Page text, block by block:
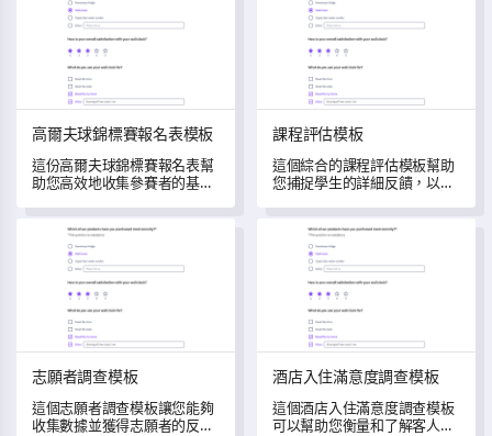
高爾夫球錦標賽報名表模板
這份高爾夫球錦標賽報名表幫
助您高效地收集參賽者的基本
課程評估模板
這個綜合的課程評估模板幫助
您捕捉學生的詳細反饋，以衡
志願者調查模板
志願者調查模板
這個志願者調查模板讓您能夠
收集數據並獲得志願者的反
酒店入住滿意度調查模板
酒店入住滿意度調查模板
這個酒店入住滿意度調查模板
可以幫助您衡量和了解客人的